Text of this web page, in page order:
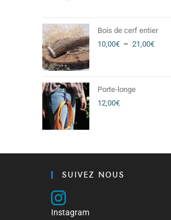
Bois de cerf entier
10,00€ – 21,00€
Porte-longe
12,00€
SUIVEZ NOUS
Instagram